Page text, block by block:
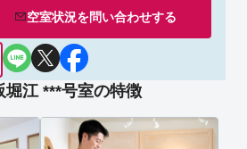
空室状況を問い合わせする
堀江 ***号室の特徴